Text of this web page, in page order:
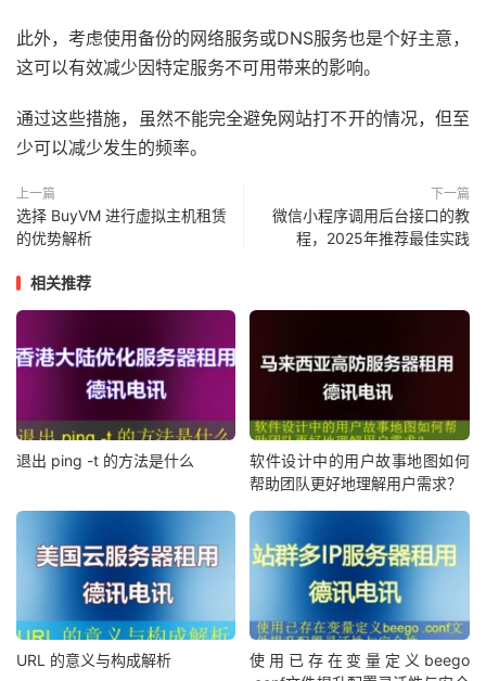
此外，考虑使用备份的网络服务或DNS服务也是个好主意，
这可以有效减少因特定服务不可用带来的影响。
通过这些措施，虽然不能完全避免网站打不开的情况，但至
少可以减少发生的频率。
上一篇
选择 BuyVM 进行虚拟主机租赁
的优势解析
下一篇
微信小程序调用后台接口的教
程，2025年推荐最佳实践
相关推荐
退出 ping -t 的方法是什么
软件设计中的用户故事地图如何
帮助团队更好地理解用户需求？
URL 的意义与构成解析
使用已存在变量定义beego